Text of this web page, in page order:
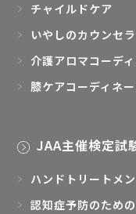
チャイルドケア
いやしのカウンセ
介護アロマコーデ
膝ケアコーディネ
JAA主催検定試
ハンドトリートメ
認知症予防のため